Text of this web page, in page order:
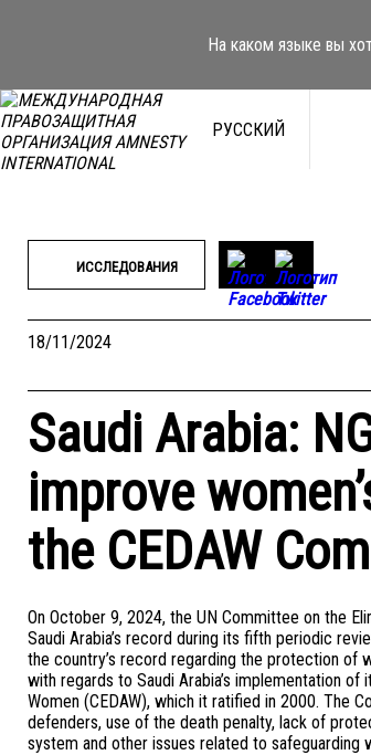
На каком языке вы
РУССКИЙ
ИССЛЕДОВАНИЯ
18/11/2024
Saudi Arabia:
improve
the CEDAW
On October 9, 2024, the UN Committee on the
Saudi Arabia’s record during its fifth periodic
the country’s record regarding the protection of
with regards to Saudi Arabia’s implementation
Women (CEDAW), which it ratified in 2000. The
defenders, use of the death penalty, lack of
system and other issues related to safeguarding